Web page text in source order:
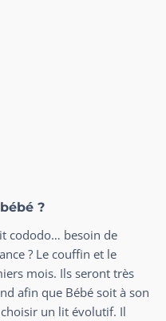
?
cododo… besoin de
? Le couffin et le
mois. Ils seront très
afin que Bébé soit à son
un lit évolutif. Il